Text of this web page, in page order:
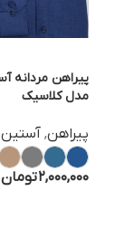
پیراهن مردانه
مدل کلاسیک
پیراهن,آستین
2,000,000تومان